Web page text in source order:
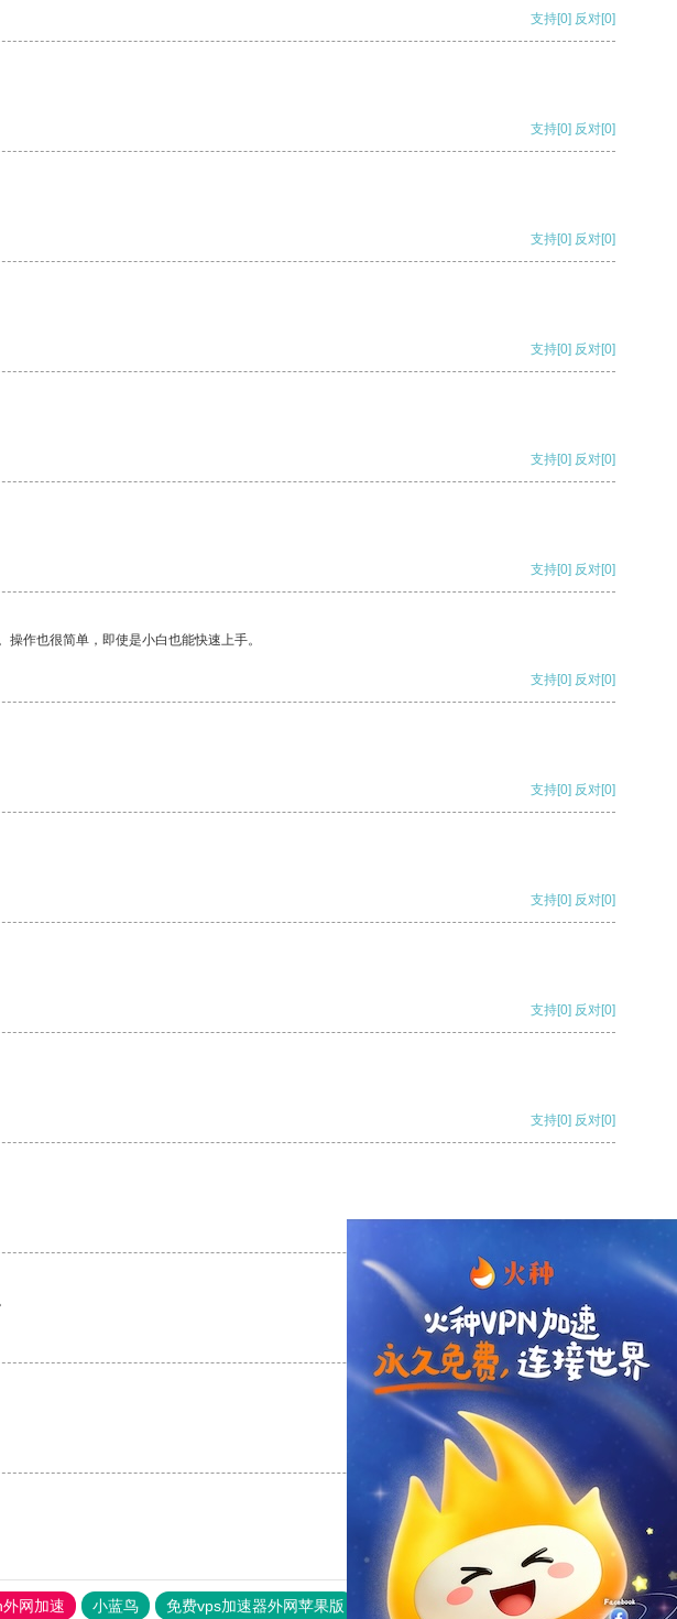
支持[0] 反对[0]
支持[0] 反对[0]
支持[0] 反对[0]
支持[0] 反对[0]
支持[0] 反对[0]
支持[0] 反对[0]
作也很简单，即使是小白也能快速上手。
支持[0] 反对[0]
支持[0] 反对[0]
支持[0] 反对[0]
支持[0] 反对[0]
支持[0] 反对[0]
支持 [0] 反对 [0]
支持
网加速 小蓝鸟 免费vps加速器外网苹果版 旋风加速度器 快连加速器